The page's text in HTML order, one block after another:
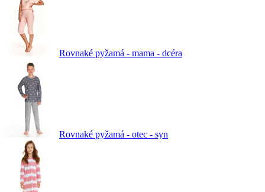
Rovnaké pyžamá - mama - dcéra
Rovnaké pyžamá - otec - syn